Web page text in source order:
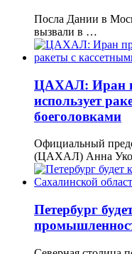
Посла Дании в
вызвали в …
ЦАХАЛ: Иран
использует
боеголовками
Официальный
(ЦАХАЛ) Анна
Петербург